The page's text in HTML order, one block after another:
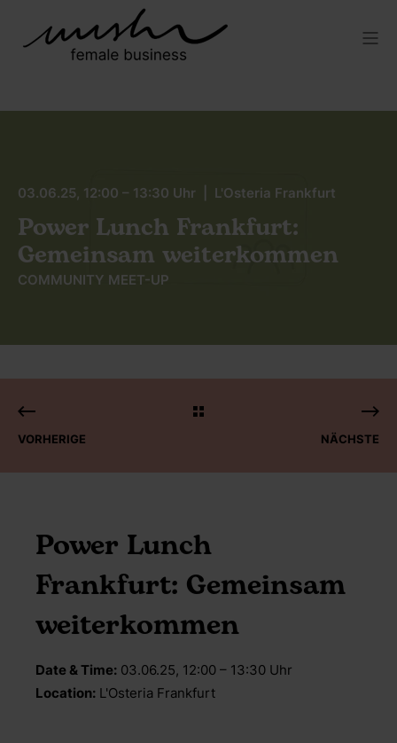
03.06.25, 12:00 – 13:30 Uhr | L'Osteria Frankfurt
Power Lunch Frankfurt:
Gemeinsam weiterkommen
COMMUNITY MEET-UP
VORHERIGE NÄCHSTE
Power Lunch
Frankfurt: Gemeinsam
weiterkommen
Date & Time: 03.06.25, 12:00 – 13:30 Uhr
Location: L'Osteria Frankfurt